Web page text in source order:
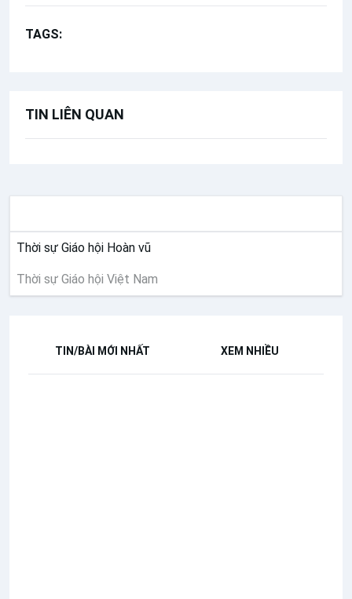
TAGS:
TIN LIÊN QUAN
Thời sự Giáo hội Hoàn vũ
Thời sự Giáo hội Việt Nam
TIN/BÀI MỚI NHẤT XEM NHIỀU